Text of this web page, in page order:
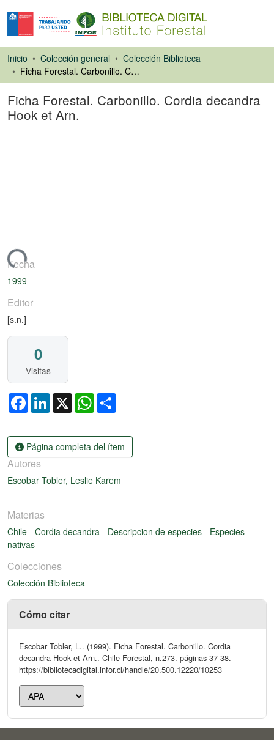
Inicio Colección general
Colección Biblioteca
Ficha Forestal. Carbonillo. Cordia decandra Hook et Arn.
Ficha Forestal. Carbonillo. Cordia decandra
Hook et Arn.
Fecha
1999
Editor
[s.n.]
0
Visitas
FacebookLinkedIn
X WhatsApp
Página completa del ítem
Autores
Escobar Tobler, Leslie Karem
Materias
Chile - Cordia decandra - Descripcion de especies - Especies
nativas
Colecciones
Colección Biblioteca
Cómo citar
Escobar Tobler, L.. (1999). Ficha Forestal. Carbonillo. Cordia
decandra Hook et Arn.. Chile Forestal, n.273. páginas 37-38.
https://bibliotecadigital.infor.cl/handle/20.500.12220/10253